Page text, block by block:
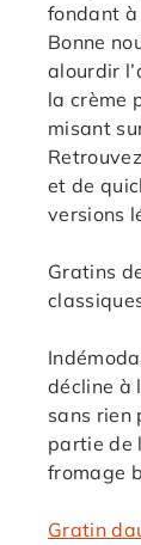
fondant
Bonne
alourdir
la crème
misant
et de
versions
Gratins
décline à
sans rien
partie de
fromage
Gratin